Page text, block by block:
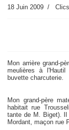
18 Juin 2009
Mon arrière grand-
meulières à
buvette charcuterie.
Mon grand-père
habitait rue
tante de M. Biget). Il
Mordant, maçon rue